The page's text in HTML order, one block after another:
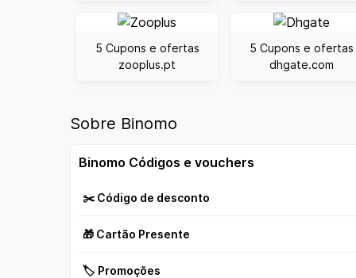
5 Cupons e ofertas
zooplus.pt
5 Cupons e ofertas
dhgate.com
Sobre Binomo
Binomo Códigos e vouchers
✂️ Código de desconto
🎁 Cartão Presente
🏷️ Promoções